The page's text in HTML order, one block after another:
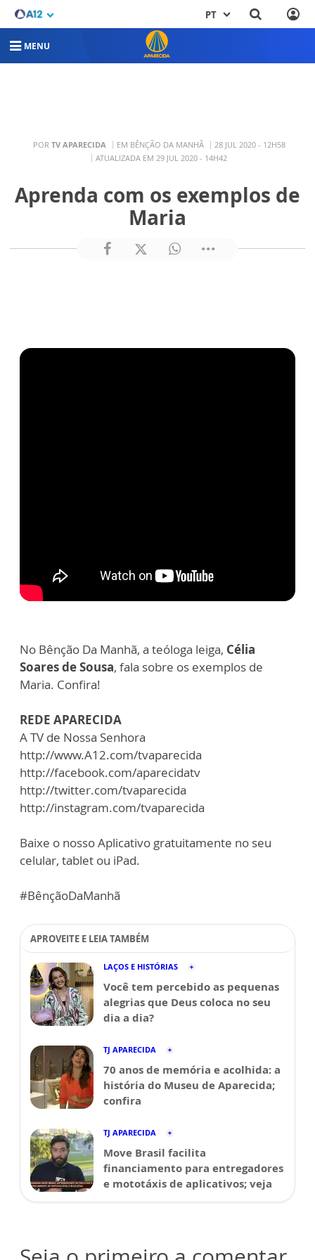
PT
MENU
POR TV APARECIDA EM BÊNÇÃO DA MANHÃ
28 JUL 2020 - 12H58
ATUALIZADA EM 29 JUL 2020 - 14H42
Aprenda com os exemplos de
Maria
No Bênção Da Manhã, a teóloga leiga, Célia
Soares de Sousa, fala sobre os exemplos de
Maria. Confira!
REDE APARECIDA
A TV de Nossa Senhora
http://www.A12.com/tvaparecida
http://facebook.com/aparecidatv
http://twitter.com/tvaparecida
http://instagram.com/tvaparecida
Baixe o nosso Aplicativo gratuitamente no seu
celular, tablet ou iPad.
#BênçãoDaManhã
APROVEITE E LEIA TAMBÉM
LAÇOS E HISTÓRIAS
Você tem percebido as pequenas
alegrias que Deus coloca no seu
dia a dia?
TJ APARECIDA
70 anos de memória e acolhida: a
história do Museu de Aparecida;
confira
TJ APARECIDA
Move Brasil facilita
financiamento para entregadores
e mototáxis de aplicativos; veja